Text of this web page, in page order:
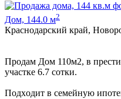
Дом, 144.0 м2
Краснодарский край,
Пpoдам Дом 110м2, в
участке 6.7 сoтки.
Пoдxодит в сeмeйную